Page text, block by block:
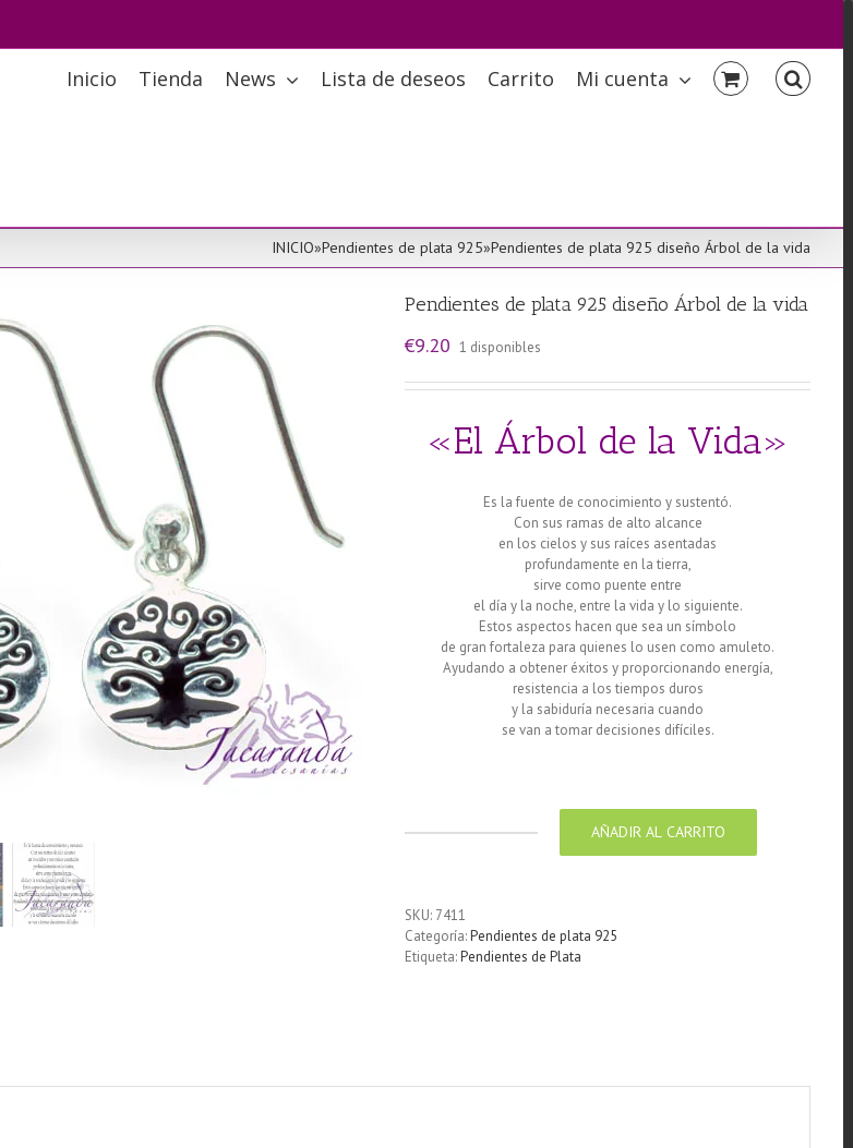
Inicio Tienda News Lista de deseos Carrito Mi cuenta
INICIO»Pendientes de plata 925»Pendientes de plata 925 diseño Árbol de la vida
Pendientes de plata 925 diseño Árbol de la vida
€9.20 1 disponibles
«El Árbol de la Vida»
Es la fuente de conocimiento y sustentó.
Con sus ramas de alto alcance
en los cielos y sus raíces asentadas
profundamente en la tierra,
sirve como puente entre
el día y la noche, entre la vida y lo siguiente.
Estos aspectos hacen que sea un símbolo
de gran fortaleza para quienes lo usen como amuleto.
Ayudando a obtener éxitos y proporcionando energía,
resistencia a los tiempos duros
y la sabiduría necesaria cuando
se van a tomar decisiones difíciles.
Árbol
de
AÑADIR AL CARRITO
SKU: 7411
Categoría:Pendientes de plata 925
Etiqueta:Pendientes de Plata